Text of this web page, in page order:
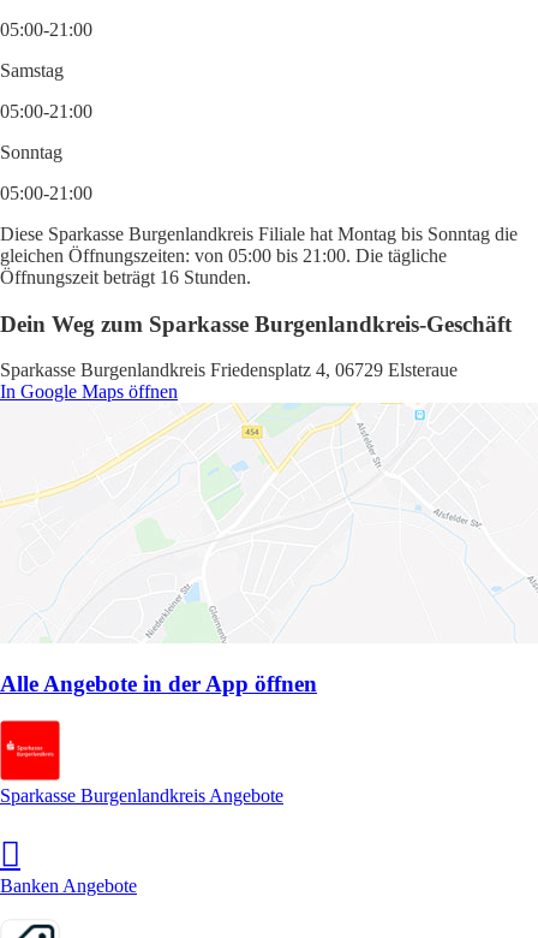
05:00-21:00
Samstag
05:00-21:00
Sonntag
05:00-21:00
Diese Sparkasse Burgenlandkreis Filiale hat Montag bis Sonntag die
gleichen Öffnungszeiten: von 05:00 bis 21:00. Die tägliche
Öffnungszeit beträgt 16 Stunden.
Dein Weg zum Sparkasse Burgenlandkreis-Geschäft
Sparkasse Burgenlandkreis Friedensplatz 4, 06729 Elsteraue
In Google Maps öffnen
Alle Angebote in der App öffnen
Sparkasse Burgenlandkreis Angebote
Banken Angebote